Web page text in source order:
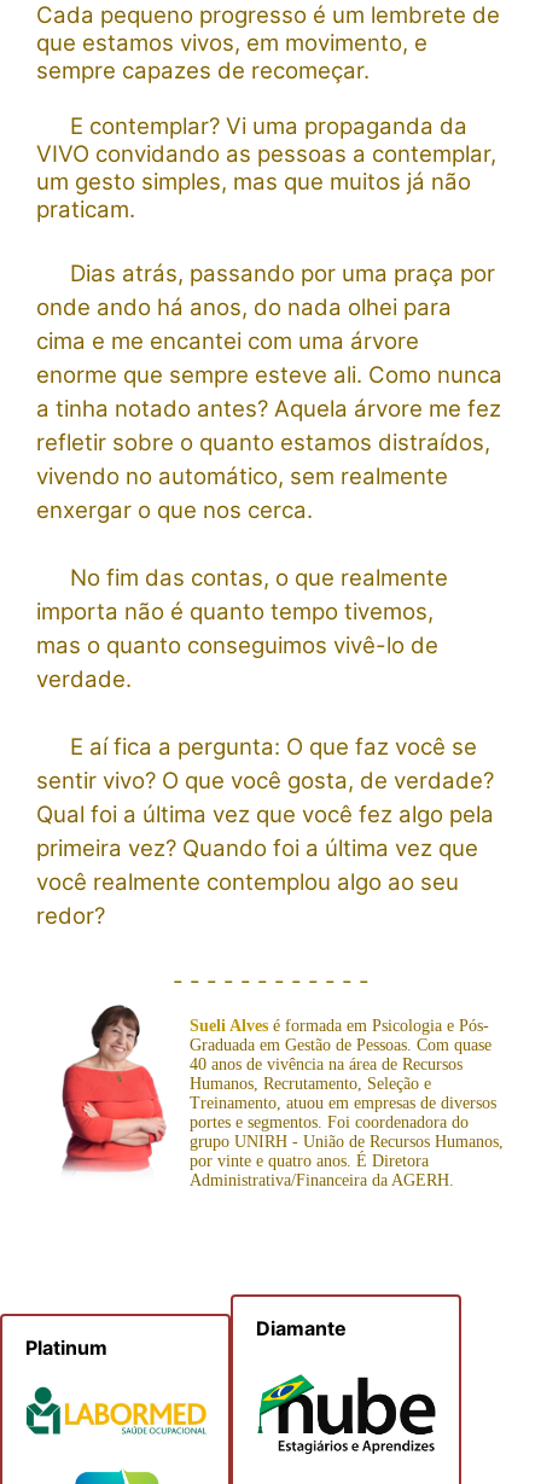
Cada pequeno progresso é um lembrete de
que estamos vivos, em movimento, e
sempre capazes de recomeçar.
E contemplar? Vi uma propaganda da
VIVO convidando as pessoas a contemplar,
um gesto simples, mas que muitos já não
praticam.
Dias atrás, passando por uma praça por
onde ando há anos, do nada olhei para
cima e me encantei com uma árvore
enorme que sempre esteve ali. Como nunca
a tinha notado antes? Aquela árvore me fez
refletir sobre o quanto estamos distraídos,
vivendo no automático, sem realmente
enxergar o que nos cerca.
No fim das contas, o que realmente
importa não é quanto tempo tivemos,
mas o quanto conseguimos vivê-lo de
verdade.
E aí fica a pergunta: O que faz você se
sentir vivo? O que você gosta, de verdade?
Qual foi a última vez que você fez algo pela
primeira vez? Quando foi a última vez que
você realmente contemplou algo ao seu
redor?
- - - - - - - - - - - -
Sueli Alves é formada em Psicologia e Pós-
Graduada em Gestão de Pessoas. Com quase
40 anos de vivência na área de Recursos
Humanos, Recrutamento, Seleção e
Treinamento, atuou em empresas de diversos
portes e segmentos. Foi coordenadora do
grupo UNIRH - União de Recursos Humanos,
por vinte e quatro anos. É Diretora
Administrativa/Financeira da AGERH.
Platinum
Diamante